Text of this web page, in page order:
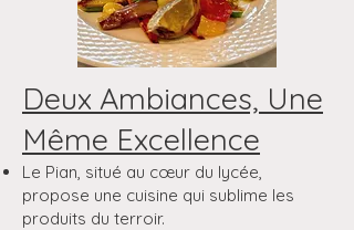
Deux Ambiances, Une
Même Excellence
Le Pian, situé au cœur du lycée,
propose une cuisine qui sublime les
produits du terroir.